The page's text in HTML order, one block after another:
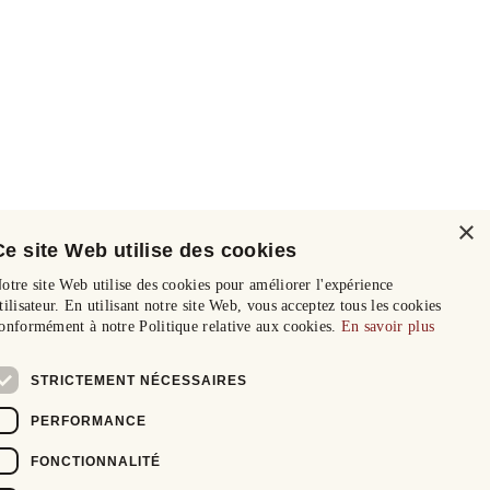
×
site Web utilise des cookies
site Web utilise des cookies pour améliorer l'expérience
En utilisant notre site Web, vous acceptez tous les cookies
à notre Politique relative aux cookies. En savoir plus
STRICTEMENT NÉCESSAIRES
PERFORMANCE
FONCTIONNALITÉ